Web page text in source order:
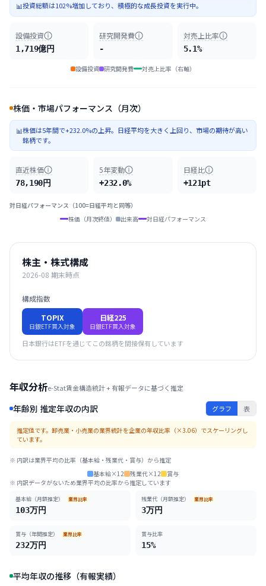
📊投資総額は102%増加しており、積極的な成長投資を実行中。
設備投資
1,719億円
研究開発費
-
対売上比率
5.1%
設備投資 研究開発費 対売上比率（右軸）
株価・市場パフォーマンス（月次）
📊株価は5年間で+232.0%の上昇。日経平均を大きく上回り、市場の期待が高い
銘柄です。
直近株価
78,190円
5年変動
+232.0%
日経比
+121pt
対日経パフォーマンス（100=日経平均と同等）
株価（月次終値）
出来高 対日経パフォーマンス
株主・株式構成
2026-08 期末時点
構成指数
TOPIX
日銀ETF買入対象
日経225
日銀ETF買入対象
日本銀行はETFを通じてこの銘柄を間接保有しています
年収分析e-Stat賃金構造統計 + 有報データに基づく推定
年齢別 推定年収の内訳 グラフ 表
推定値です。 卸売業・小売業の業界統計を企業の年収比率（×3.06）でスケーリングし
ています。
※ 内訳は業界平均の比率（基本給・残業代・賞与）から推定
基本給×12
残業代×12
賞与
※ 内訳データがないため業界平均の比率から推定しています
基本給（月額推定） 業界比率
103万円
残業代（月額推定） 業界比率
3万円
賞与（年間推定） 業界比率
232万円
賞与比率
15%
平均年収の推移（有報実績）